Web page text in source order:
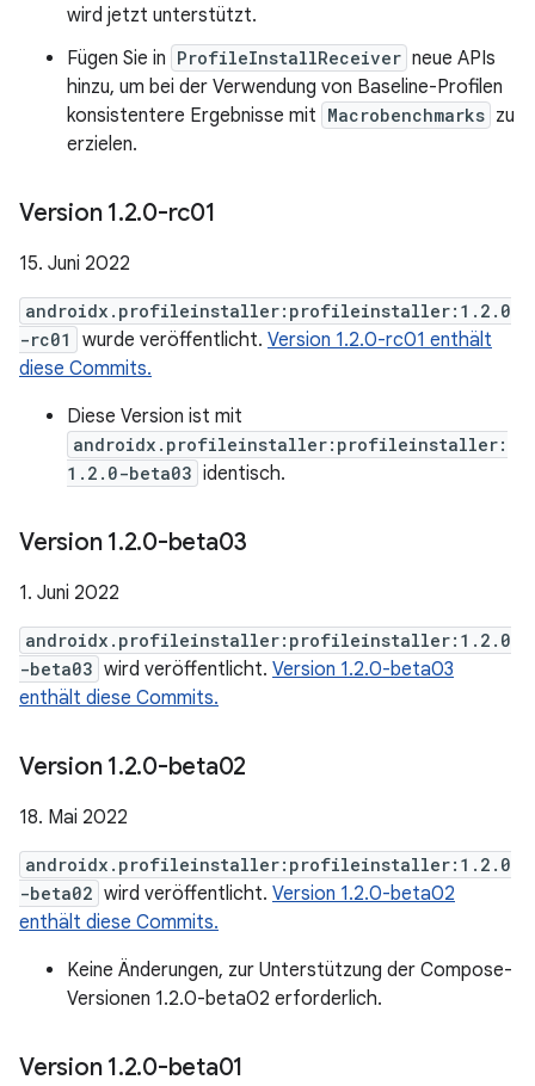
wird jetzt unterstützt.
Fügen Sie in ProfileInstallReceiver neue APIs
hinzu, um bei der Verwendung von Baseline-Profilen
konsistentere Ergebnisse mit Macrobenchmarks zu
erzielen.
Version 1.2.0-rc01
15. Juni 2022
androidx.profileinstaller:profileinstaller:1.2.0
-rc01
wurde veröffentlicht. Version 1.2.0-rc01 enthält
diese Commits.
Diese Version ist mit
androidx.profileinstaller:profileinstaller:
1.2.0-beta03 identisch.
Version 1.2.0-beta03
1. Juni 2022
androidx.profileinstaller:profileinstaller:1.2.0
-beta03 wird veröffentlicht. Version 1.2.0-beta03
enthält diese Commits.
Version 1.2.0-beta02
18. Mai 2022
androidx.profileinstaller:profileinstaller:1.2.0
-beta02 wird veröffentlicht. Version 1.2.0-beta02
enthält diese Commits.
Keine Änderungen, zur Unterstützung der Compose-
Versionen 1.2.0-beta02 erforderlich.
Version 1.2.0-beta01